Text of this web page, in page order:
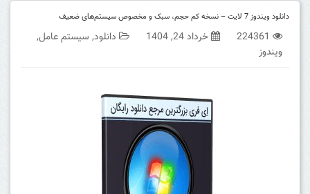
دانلود ویندوز 7 لایت – نسخه کم حجم، سبک و مخصوص سیستم‌های ضعیف
224361 خرداد 24, 1404 دانلود, سیستم عامل,
ویندوز